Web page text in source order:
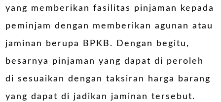
yang memberikan fasilitas pinjaman kepada
peminjam dengan memberikan agunan atau
jaminan berupa BPKB. Dengan begitu,
besarnya pinjaman yang dapat di peroleh
di sesuaikan dengan taksiran harga barang
yang dapat di jadikan jaminan tersebut.